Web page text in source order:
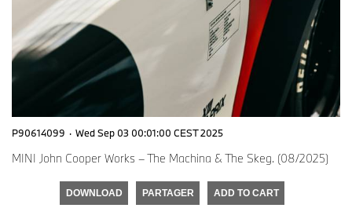
P90614099 · Wed Sep 03 00:01:00 CEST 2025
MINI John Cooper Works – The Machina & The Skeg. (08/2025)
DOWNLOAD PARTAGER ADD TO CART